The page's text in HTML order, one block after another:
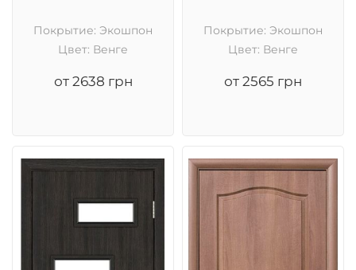
Покрытие: Экошпон
Цвет: Венге
от 2638 грн
Покрытие: Экошпон
Цвет: Венге
от 2565 грн